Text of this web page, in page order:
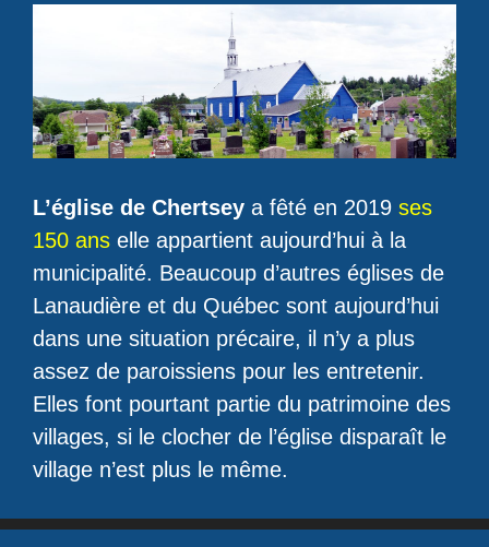
L’église de Chertsey a fêté en 2019 ses
150 ans elle appartient aujourd’hui à la
municipalité. Beaucoup d’autres églises de
Lanaudière et du Québec sont aujourd’hui
dans une situation précaire, il n’y a plus
assez de paroissiens pour les entretenir.
Elles font pourtant partie du patrimoine des
villages, si le clocher de l’église disparaît le
village n’est plus le même.